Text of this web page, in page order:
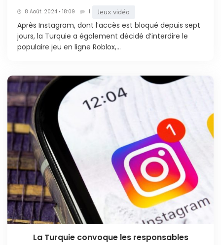
8 Août. 2024 • 18:09 1 Jeux vidéo
Après Instagram, dont l’accès est bloqué depuis sept
jours, la Turquie a également décidé d’interdire le
populaire jeu en ligne Roblox,...
La Turquie convoque les responsables